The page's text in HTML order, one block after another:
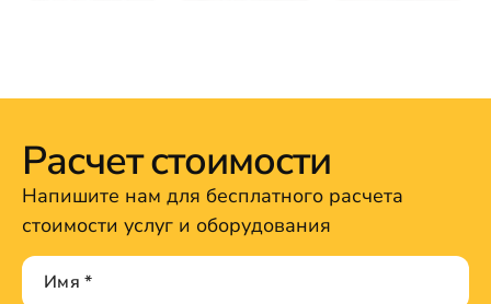
Расчет стоимости
Напишите нам для бесплатного расчета
стоимости услуг и оборудования